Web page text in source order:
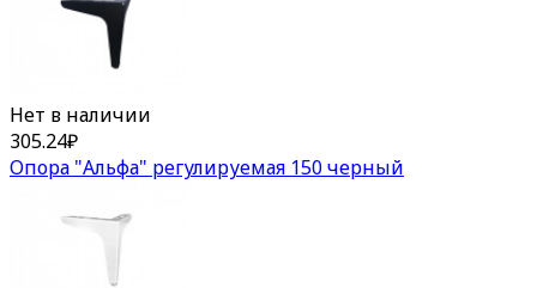
Нет в наличии
305.24₽
Опора "Альфа" регулируемая 150 черный